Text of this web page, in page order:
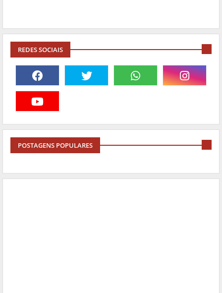
REDES SOCIAIS
POSTAGENS POPULARES